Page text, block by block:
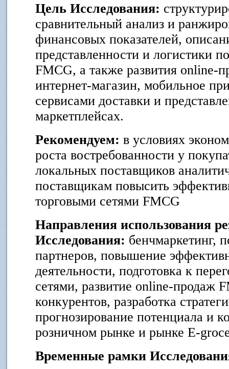
Цель Исследования:
сравнительный анализ и
финансовых показателей,
представленности и логистики
FMCG, а также развития online-
интернет-магазин, мобильное
сервисами доставки и
маркетплейсах.
Рекомендуем: в условиях
роста востребованности у
локальных поставщиков
поставщикам повысить
торговыми сетями FMCG
Направления использования
Исследования: бенчмаркетинг,
партнеров, повышение
деятельности, подготовка к
сетями, развитие online-продаж
конкурентов, разработка
прогнозирование потенциала и
розничном рынке и рынке E-
Временные рамки